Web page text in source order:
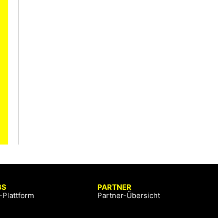
Plattform
PARTNER
Partner-Übersicht